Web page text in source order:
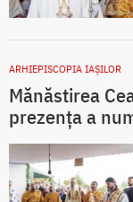
ARHIEPISCOPIA IAŞILOR
Mănăstirea
prezența a